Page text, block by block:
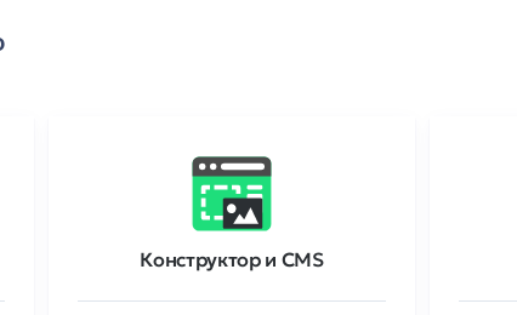
Конструктор и CMS